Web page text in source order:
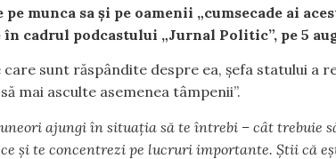
munca sa și pe oamenii „cumsecade ai
cadrul podcastului „Jurnal Politic”, pe 5
sunt răspândite despre ea, șefa statului a
mai asculte asemenea tâmpenii”.
ajungi în situația să te întrebi – cât trebuie
și te concentrezi pe lucruri importante. Știi că